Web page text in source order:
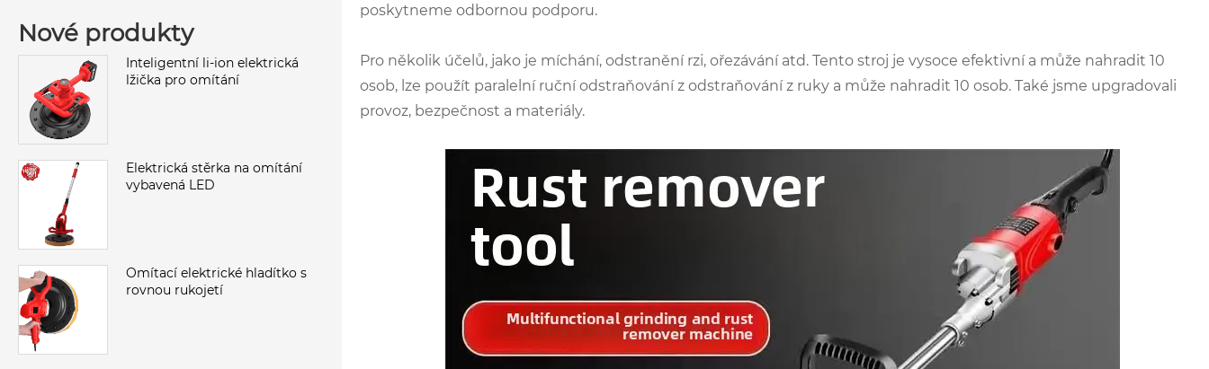
Nové produkty
Inteligentní li-ion elektrická
lžička pro omítání
Elektrická stěrka na omítání
vybavená LED
Omítací elektrické hladítko s
rovnou rukojetí
poskytneme odbornou podporu.
Pro několik účelů, jako je míchání, odstranění rzi, ořezávání atd. Tento stroj je vysoce efektivní a může nahradit 10
osob, lze použít paralelní ruční odstraňování z odstraňování z ruky a může nahradit 10 osob. Také jsme upgradovali
provoz, bezpečnost a materiály.